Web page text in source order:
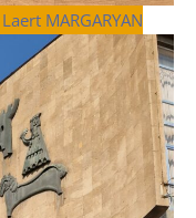
MARGARYAN